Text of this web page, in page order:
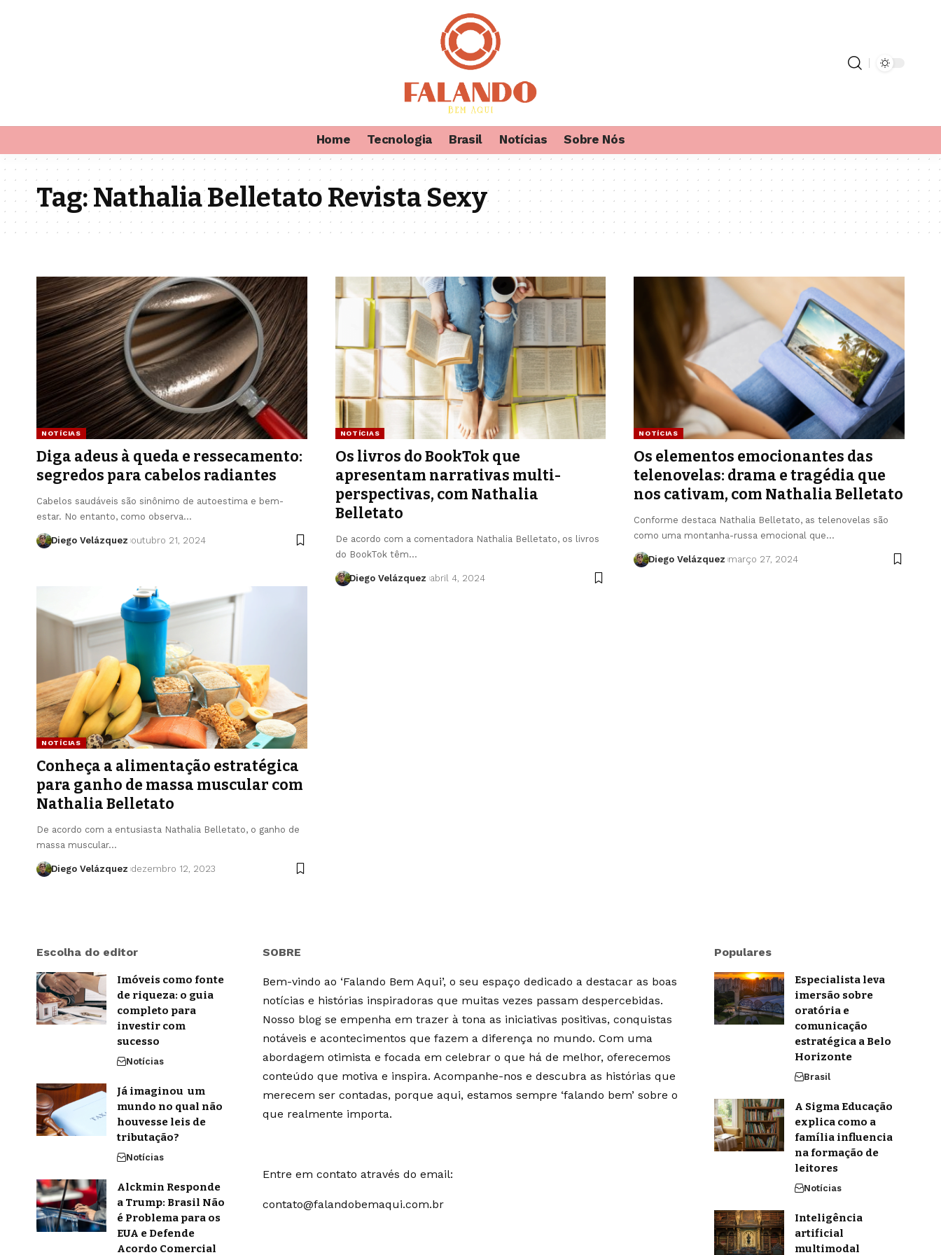
Home Tecnologia Brasil Notícias Sobre Nós
Tag:Nathalia Belletato Revista Sexy
NOTÍCIAS
Diga adeus à queda e ressecamento:
segredos para cabelos radiantes
Cabelos saudáveis são sinônimo de autoestima e bem-
estar. No entanto, como observa…
Diego Velázquez outubro 21, 2024
NOTÍCIAS
Os livros do BookTok que
apresentam narrativas multi-
perspectivas, com Nathalia
Belletato
De acordo com a comentadora Nathalia Belletato, os livros
do BookTok têm…
Diego Velázquez abril 4, 2024
NOTÍCIAS
Os elementos emocionantes das
telenovelas: drama e tragédia que
nos cativam, com Nathalia Belletato
Conforme destaca Nathalia Belletato, as telenovelas são
como uma montanha-russa emocional que…
Diego Velázquez março 27, 2024
NOTÍCIAS
Conheça a alimentação estratégica
para ganho de massa muscular com
Nathalia Belletato
De acordo com a entusiasta Nathalia Belletato, o ganho de
massa muscular…
Diego Velázquez dezembro 12, 2023
Escolha do editor
Imóveis como fonte
de riqueza: o guia
completo para
investir com
sucesso
Notícias
Já imaginou um
mundo no qual não
houvesse leis de
tributação?
Notícias
Alckmin Responde
a Trump: Brasil Não
é Problema para os
EUA e Defende
Acordo Comercial
SOBRE
Bem-vindo ao ‘Falando Bem Aqui’, o seu espaço dedicado a destacar as boas
notícias e histórias inspiradoras que muitas vezes passam despercebidas.
Nosso blog se empenha em trazer à tona as iniciativas positivas, conquistas
notáveis e acontecimentos que fazem a diferença no mundo. Com uma
abordagem otimista e focada em celebrar o que há de melhor, oferecemos
conteúdo que motiva e inspira. Acompanhe-nos e descubra as histórias que
merecem ser contadas, porque aqui, estamos sempre ‘falando bem’ sobre o
que realmente importa.
Entre em contato através do email:
contato@falandobemaqui.com.br
Populares
Especialista leva
imersão sobre
oratória e
comunicação
estratégica a Belo
Horizonte
Brasil
A Sigma Educação
explica como a
família influencia
na formação de
leitores
Notícias
Inteligência
artificial
multimodal